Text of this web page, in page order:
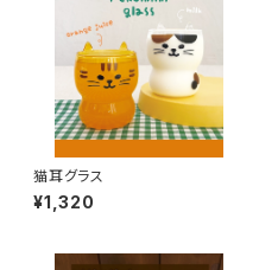
猫耳グラス
¥1,320